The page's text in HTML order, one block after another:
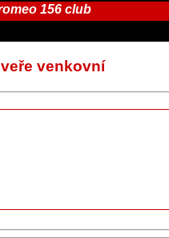
156 club
venkovní